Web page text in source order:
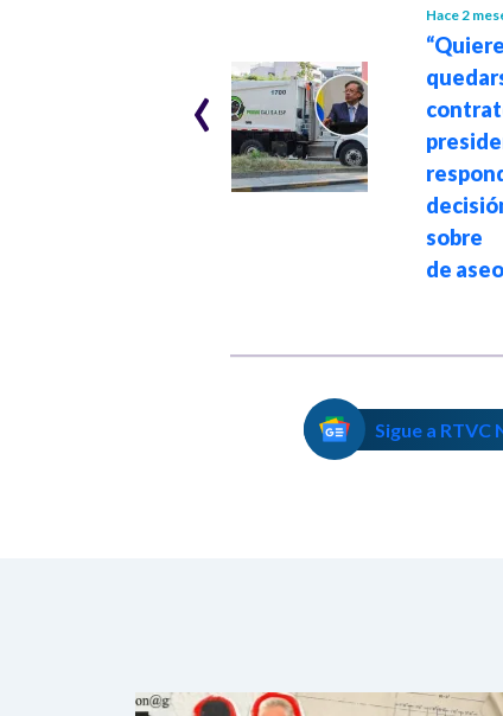
Comfenalco por
Hace 2
sobre
de
‹
Sigue a